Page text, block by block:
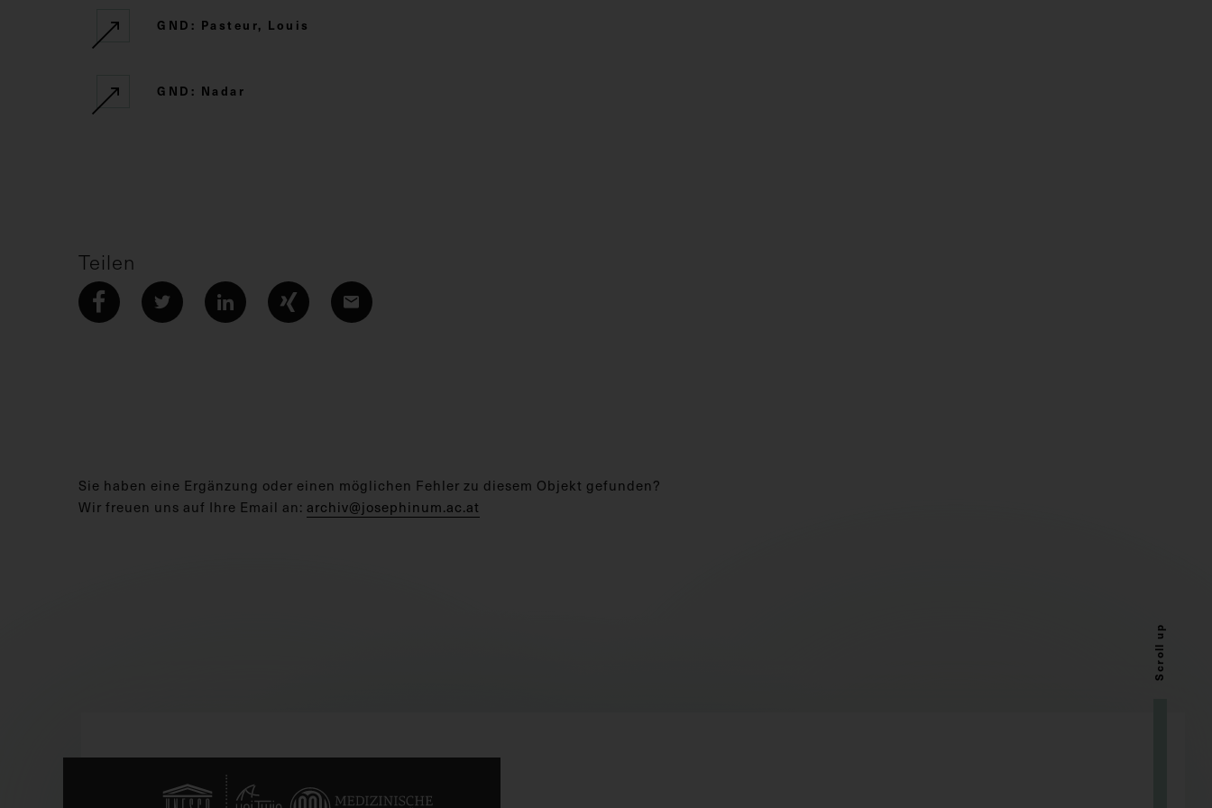
GND: Pasteur, Louis
GND: Nadar
Teilen
Sie haben eine Ergänzung oder einen möglichen Fehler zu diesem Objekt gefunden?
Wir freuen uns auf Ihre Email an: archiv@josephinum.ac.at
Scroll up